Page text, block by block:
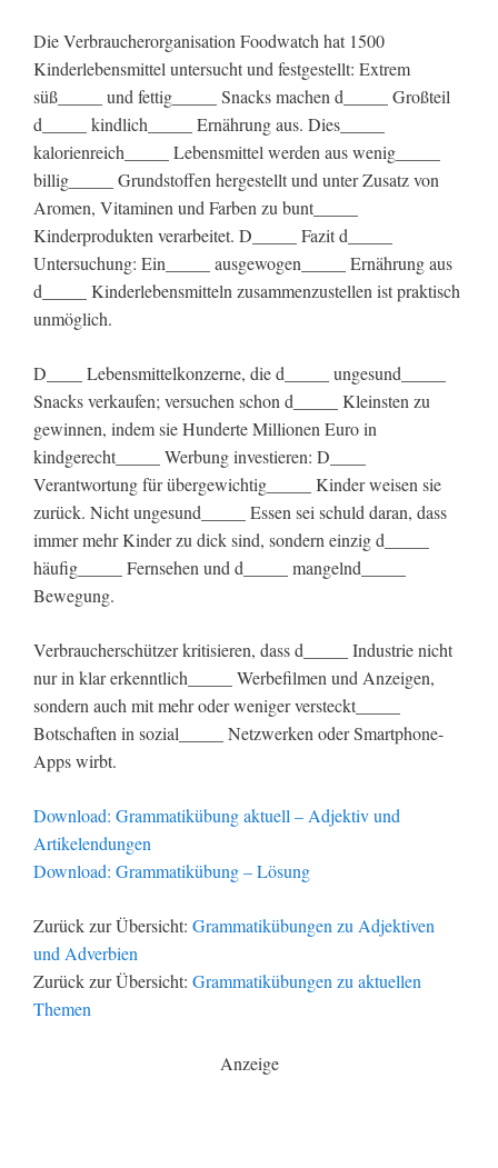
Die Verbraucherorganisation Foodwatch hat 1500
Kinderlebensmittel untersucht und festgestellt: Extrem
süß_____ und fettig_____ Snacks machen d_____ Großteil
d_____ kindlich_____ Ernährung aus. Dies_____
kalorienreich_____ Lebensmittel werden aus wenig_____
billig_____ Grundstoffen hergestellt und unter Zusatz von
Aromen, Vitaminen und Farben zu bunt_____
Kinderprodukten verarbeitet. D_____ Fazit d_____
Untersuchung: Ein_____ ausgewogen_____ Ernährung aus
d_____ Kinderlebensmitteln zusammenzustellen ist praktisch
unmöglich.
D____ Lebensmittelkonzerne, die d_____ ungesund_____
Snacks verkaufen; versuchen schon d_____ Kleinsten zu
gewinnen, indem sie Hunderte Millionen Euro in
kindgerecht_____ Werbung investieren: D____
Verantwortung für übergewichtig_____ Kinder weisen sie
zurück. Nicht ungesund_____ Essen sei schuld daran, dass
immer mehr Kinder zu dick sind, sondern einzig d_____
häufig_____ Fernsehen und d_____ mangelnd_____
Bewegung.
Verbraucherschützer kritisieren, dass d_____ Industrie nicht
nur in klar erkenntlich_____ Werbefilmen und Anzeigen,
sondern auch mit mehr oder weniger versteckt_____
Botschaften in sozial_____ Netzwerken oder Smartphone-
Apps wirbt.
Download: Grammatikübung aktuell – Adjektiv und
Artikelendungen
Download: Grammatikübung – Lösung
Zurück zur Übersicht: Grammatikübungen zu Adjektiven
und Adverbien
Zurück zur Übersicht: Grammatikübungen zu aktuellen
Themen
Anzeige